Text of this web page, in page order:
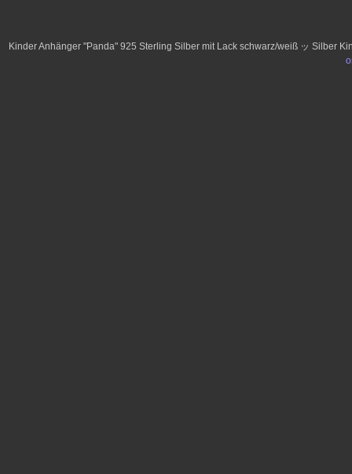
Kinder Anhänger "Panda" 925 Sterling Silber mit Lack schwarz/weiß ッ Silber